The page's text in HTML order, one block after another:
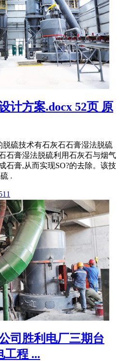
计方案.docx 52页 原
硫技术有石灰石石膏湿法脱硫
石膏湿法脱硫利用石灰石与烟气
石膏,从而实现SO?的去除。该技
.
司胜利电厂三期台
工程 ...